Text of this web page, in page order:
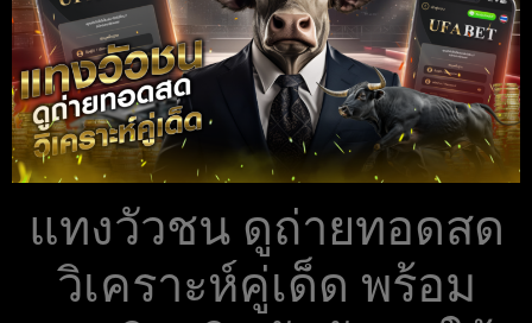
แทงวัวชน ดูถ่ายทอดสด
วิเคราะห์คู่เด็ด พร้อม